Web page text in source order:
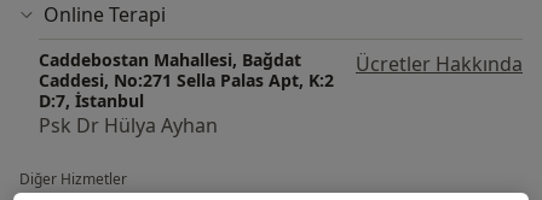
Online Terapi
Caddebostan Mahallesi, Bağdat
Caddesi, No:271 Sella Palas Apt, K:2
D:7, İstanbul
Ücretler Hakkında
Psk Dr Hülya Ayhan
Diğer Hizmetler